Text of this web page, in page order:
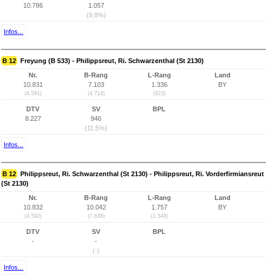
10.786
1.057
(9,8%)
Infos...
B 12 Freyung (B 533) - Philippsreut, Ri. Schwarzenthal (St 2130)
Nr.
10.831
(4.591)
B-Rang
7.103
(4.714)
L-Rang
1.336
(923)
Land
BY
DTV
8.227
SV
946
(11,5%)
BPL
Infos...
B 12 Philippsreut, Ri. Schwarzenthal (St 2130) - Philippsreut, Ri. Vorderfirmiansreut
(St 2130)
Nr.
10.832
(4.592)
B-Rang
10.042
(7.638)
L-Rang
1.757
(1.344)
Land
BY
DTV
-
SV
-
(-)
BPL
Infos...